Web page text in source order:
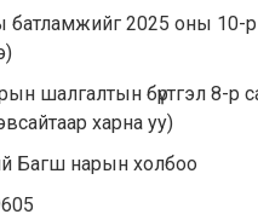
батламжийг 2025 оны 10-
шалгалтын бүртгэл 8-р
харна уу)
Багш нарын холбоо